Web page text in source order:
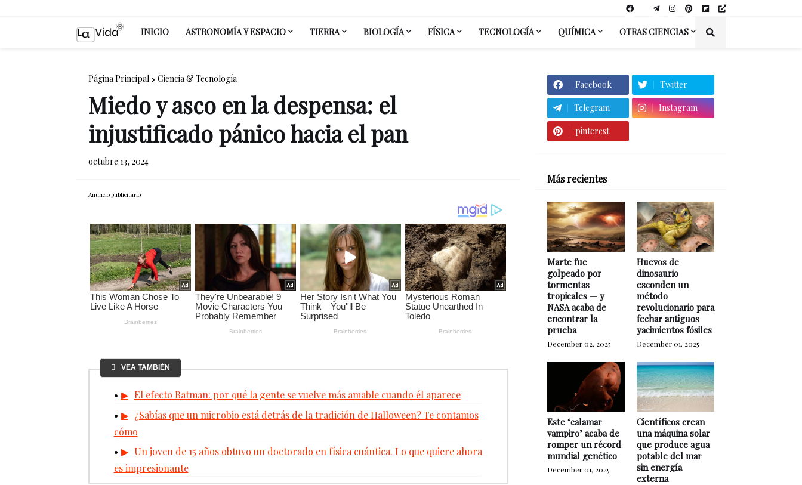
INICIO ASTRONOMÍA Y ESPACIO TIERRA BIOLOGÍA FÍSICA TECNOLOGÍA QUÍMICA OTRAS CIENCIAS
Página Principal Ciencia & Tecnología
Miedo y asco en la despensa: el
injustificado pánico hacia el pan
octubre 13, 2024
Anuncio publicitario
VEA TAMBIÉN
El efecto Batman: por qué la gente se vuelve más amable cuando él aparece
¿Sabías que un microbio está detrás de la tradición de Halloween? Te contamos
cómo
Un joven de 15 años obtuvo un doctorado en física cuántica. Lo que quiere ahora
es impresionante
Facebook Twitter
Telegram Instagram
pinterest
Más recientes
Marte fue
golpeado por
tormentas
tropicales — y
NASA acaba de
encontrar la
prueba
December 02, 2025
Huevos de
dinosaurio
esconden un
método
revolucionario para
fechar antiguos
yacimientos fósiles
December 01, 2025
Este ‘calamar
vampiro’ acaba de
romper un récord
mundial genético
December 01, 2025
Científicos crean
una máquina solar
que produce agua
potable del mar
sin energía
externa